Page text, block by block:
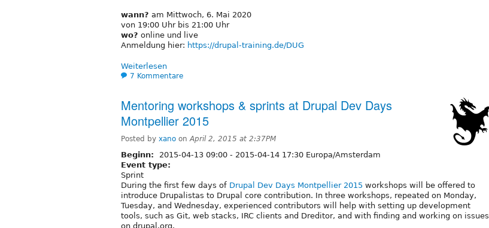
wann? am Mittwoch, 6. Mai 2020
von 19:00 Uhr bis 21:00 Uhr
wo? online und live
Anmeldung hier: https://drupal-training.de/DUG
Weiterlesen
7 Kommentare
Mentoring workshops & sprints at Drupal Dev Days
Montpellier 2015
Posted by xano onApril 2, 2015 at 2:37PM
Beginn: 2015-04-13 09:00 - 2015-04-14 17:30 Europa/Amsterdam
Event type:
Sprint
During the first few days of Drupal Dev Days Montpellier 2015 workshops will be offered to
introduce Drupalistas to Drupal core contribution. In three workshops, repeated on Monday,
Tuesday, and Wednesday, experienced contributors will help with setting up development
tools, such as Git, web stacks, IRC clients and Dreditor, and with finding and working on issues
on drupal.org.